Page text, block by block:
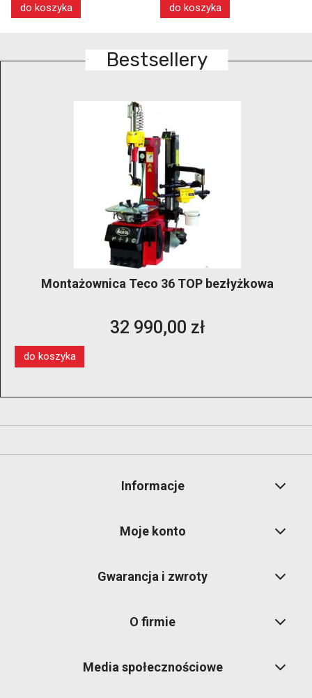
do koszyka do koszyka
Bestsellery
Montażownica Teco 36 TOP bezłyżkowa
32 990,00 zł
do koszyka
Informacje
Moje konto
Gwarancja i zwroty
O firmie
Media społecznościowe